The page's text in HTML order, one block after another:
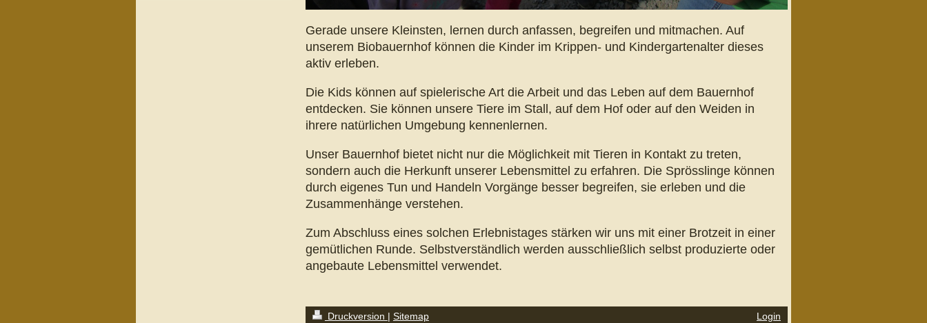
Gerade unsere Kleinsten, lernen durch anfassen, begreifen und mitmachen. Auf
unserem Biobauernhof können die Kinder im Krippen- und Kindergartenalter dieses
aktiv erleben.
Die Kids können auf spielerische Art die Arbeit und das Leben auf dem Bauernhof
entdecken. Sie können unsere Tiere im Stall, auf dem Hof oder auf den Weiden in
ihrere natürlichen Umgebung kennenlernen.
Unser Bauernhof bietet nicht nur die Möglichkeit mit Tieren in Kontakt zu treten,
sondern auch die Herkunft unserer Lebensmittel zu erfahren. Die Sprösslinge können
durch eigenes Tun und Handeln Vorgänge besser begreifen, sie erleben und die
Zusammenhänge verstehen.
Zum Abschluss eines solchen Erlebnistages stärken wir uns mit einer Brotzeit in einer
gemütlichen Runde. Selbstverständlich werden ausschließlich selbst produzierte oder
angebaute Lebensmittel verwendet.
Druckversion | Sitemap Login